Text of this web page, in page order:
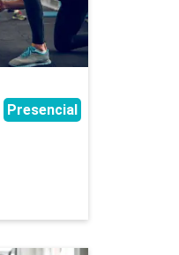
EDUCAÇÃO
Presencial